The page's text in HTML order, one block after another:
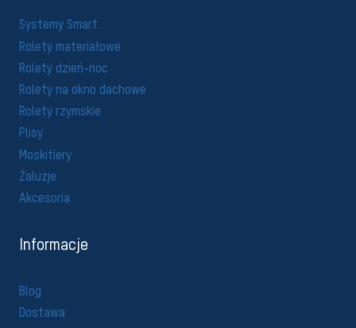
Systemy Smart
Rolety materiałowe
Rolety dzień-noc
Rolety na okno dachowe
Rolety rzymskie
Plisy
Moskitiery
Żaluzje
Akcesoria
Informacje
Blog
Dostawa